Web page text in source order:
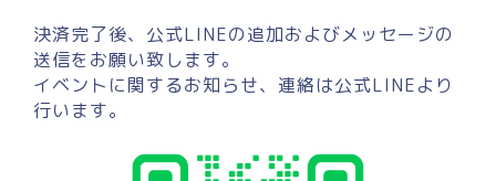
決済完了後、公式LINEの追加およびメッセージの
送信をお願い致します。
イベントに関するお知らせ、連絡は公式LINEより
行います。